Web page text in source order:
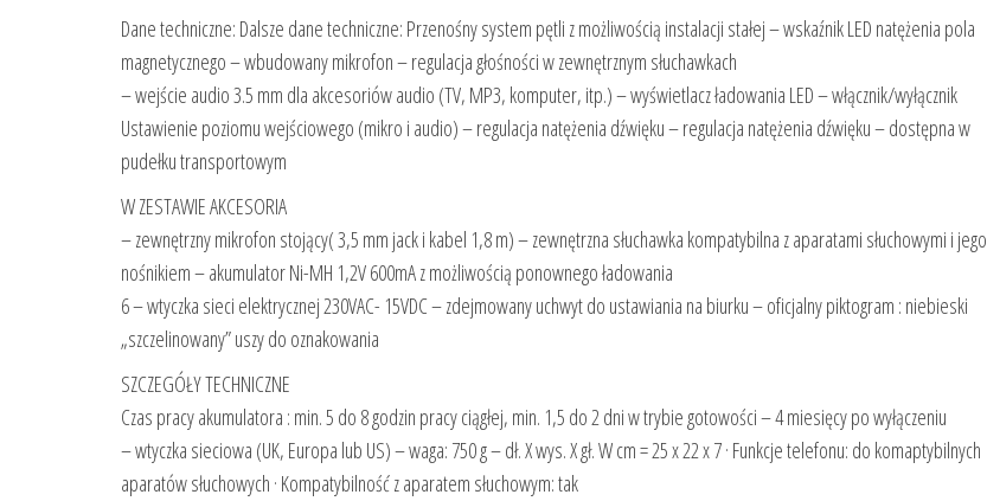
Dane techniczne: Dalsze dane techniczne: Przenośny system pętli z możliwością instalacji stałej – wskaźnik LED natężenia pola
magnetycznego – wbudowany mikrofon – regulacja głośności w zewnętrznym słuchawkach
– wejście audio 3.5 mm dla akcesoriów audio (TV, MP3, komputer, itp.) – wyświetlacz ładowania LED – włącznik/wyłącznik
Ustawienie poziomu wejściowego (mikro i audio) – regulacja natężenia dźwięku – regulacja natężenia dźwięku – dostępna w
pudełku transportowym
W ZESTAWIE AKCESORIA
– zewnętrzny mikrofon stojący( 3,5 mm jack i kabel 1,8 m) – zewnętrzna słuchawka kompatybilna z aparatami słuchowymi i jego
nośnikiem – akumulator Ni-MH 1,2V 600mA z możliwością ponownego ładowania
6 – wtyczka sieci elektrycznej 230VAC- 15VDC – zdejmowany uchwyt do ustawiania na biurku – oficjalny piktogram : niebieski
„szczelinowany” uszy do oznakowania
SZCZEGÓŁY TECHNICZNE
Czas pracy akumulatora : min. 5 do 8 godzin pracy ciągłej, min. 1,5 do 2 dni w trybie gotowości – 4 miesięcy po wyłączeniu
– wtyczka sieciowa (UK, Europa lub US) – waga: 750 g – dł. X wys. X gł. W cm = 25 x 22 x 7 · Funkcje telefonu: do komaptybilnych
aparatów słuchowych · Kompatybilność z aparatem słuchowym: tak